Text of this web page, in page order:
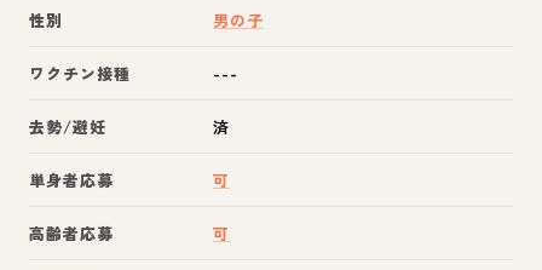
性別 男の子
ワクチン接種 ---
去勢/避妊 済
単身者応募 可
高齢者応募 可